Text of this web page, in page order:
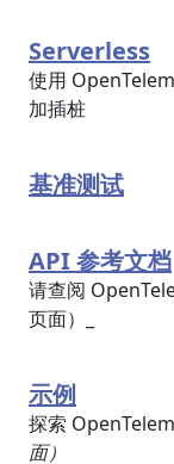
Serverless
使用
加插桩
基准测试
API 参考文档
请查阅
页面）_
示例
探索
面）